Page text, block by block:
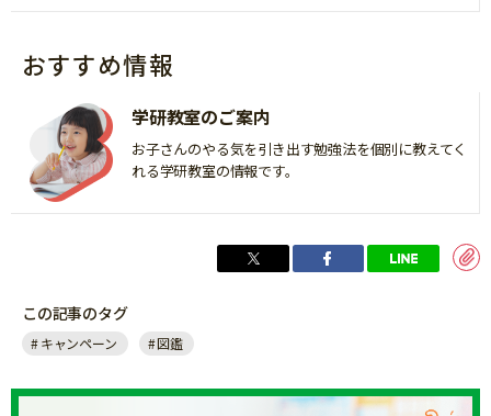
おすすめ情報
学研教室のご案内
お子さんのやる気を引き出す勉強法を個別に教えてく
れる学研教室の情報です。
この記事のタグ
キャンペーン 図鑑